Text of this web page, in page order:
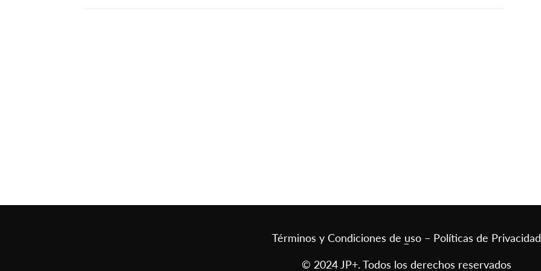
Términos y Condiciones de uso – Políticas de Privacidad
–
© 2024 JP+. Todos los derechos reservados